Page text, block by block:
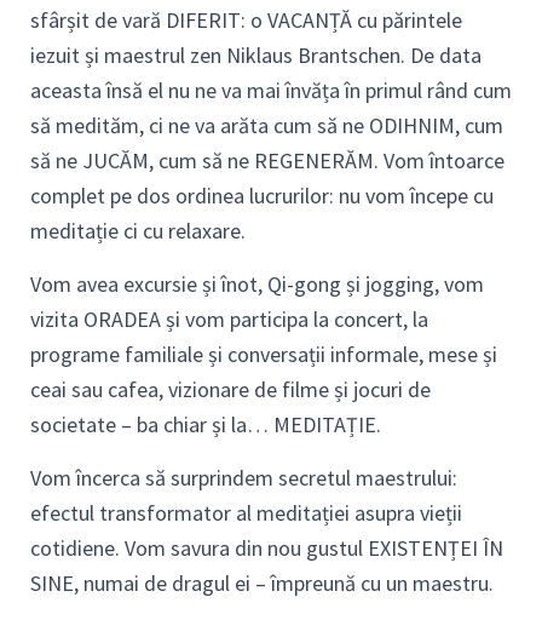
sfârșit de vară DIFERIT: o VACANȚĂ cu părintele
iezuit și maestrul zen Niklaus Brantschen. De data
aceasta însă el nu ne va mai învăța în primul rând cum
să medităm, ci ne va arăta cum să ne ODIHNIM, cum
să ne JUCĂM, cum să ne REGENERĂM. Vom întoarce
complet pe dos ordinea lucrurilor: nu vom începe cu
meditație ci cu relaxare.
Vom avea excursie și înot, Qi-gong și jogging, vom
vizita ORADEA și vom participa la concert, la
programe familiale și conversații informale, mese și
ceai sau cafea, vizionare de filme și jocuri de
societate – ba chiar și la… MEDITAȚIE.
Vom încerca să surprindem secretul maestrului:
efectul transformator al meditației asupra vieții
cotidiene. Vom savura din nou gustul EXISTENȚEI ÎN
SINE, numai de dragul ei – împreună cu un maestru.